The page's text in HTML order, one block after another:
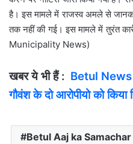
है। इस मामले में राजस्व अमले से
तक नहीं की गई। इस मामले में तुरंत
Municipality News)
खबर ये भी हैं : Betul News :
गौवंश के दो आरोपीयो को किया
Betul Aaj ka Samachar